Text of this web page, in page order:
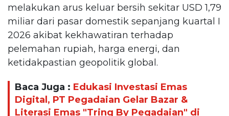
melakukan arus keluar bersih sekitar USD 1,79
miliar dari pasar domestik sepanjang kuartal I
2026 akibat kekhawatiran terhadap
pelemahan rupiah, harga energi, dan
ketidakpastian geopolitik global.
Baca Juga : Edukasi Investasi Emas
Digital, PT Pegadaian Gelar Bazar &
Literasi Emas "Tring By Pegadaian" di